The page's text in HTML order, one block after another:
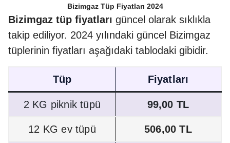
Bizimgaz Tüp Fiyatları 2024
Bizimgaz tüp fiyatları güncel olarak sıklıkla
takip ediliyor. 2024 yılındaki güncel Bizimgaz
tüplerinin fiyatları aşağıdaki tablodaki gibidir.
Tüp Fiyatları
2 KG piknik tüpü 99,00 TL
12 KG ev tüpü 506,00 TL